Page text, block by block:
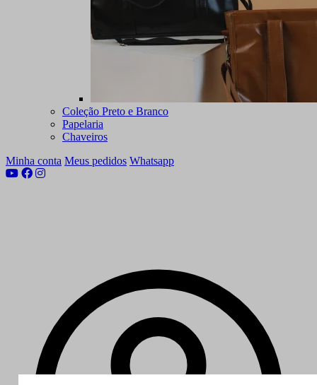
Coleção Preto e Branco
Papelaria
Chaveiros
Minha conta Meus pedidos Whatsapp